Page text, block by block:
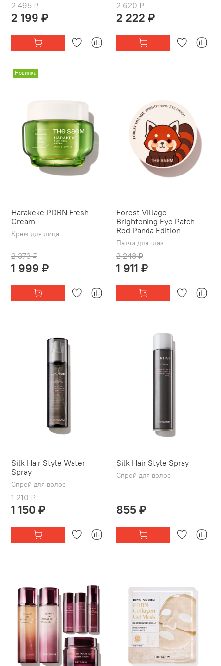
2 495 ₽
2 199 ₽
2 620 ₽
2 222 ₽
Новинка
Harakeke PDRN Fresh
Cream
Крем для лица
2 373 ₽
1 999 ₽
Forest Village
Brightening Eye Patch
Red Panda Edition
Патчи для глаз
2 248 ₽
1 911 ₽
Silk Hair Style Water
Spray
Спрей для волос
1 210 ₽
1 150 ₽
Silk Hair Style Spray
Спрей для волос
855 ₽